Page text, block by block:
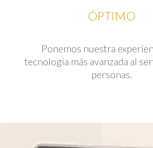
ÓPTIMO
Ponemos nuestra
tecnología más avanzada al
personas.